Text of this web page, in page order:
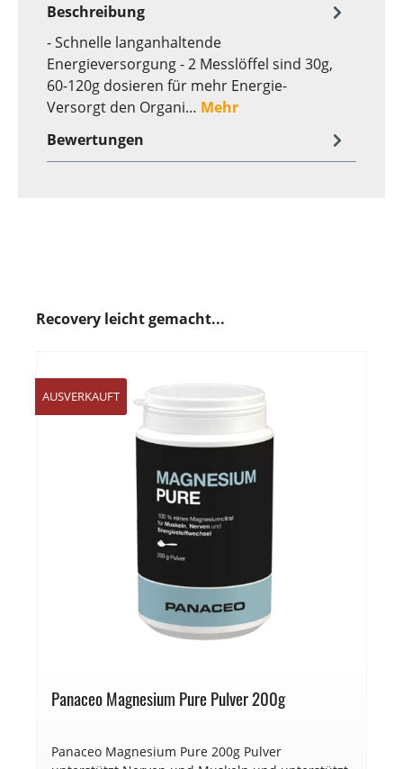
Beschreibung
- Schnelle langanhaltende
Energieversorgung - 2 Messlöffel sind 30g,
60-120g dosieren für mehr Energie-
Versorgt den Organi… Mehr
Bewertungen
Recovery leicht gemacht...
AUSVERKAUFT
Panaceo Magnesium Pure Pulver 200g
Panaceo Magnesium Pure 200g Pulver